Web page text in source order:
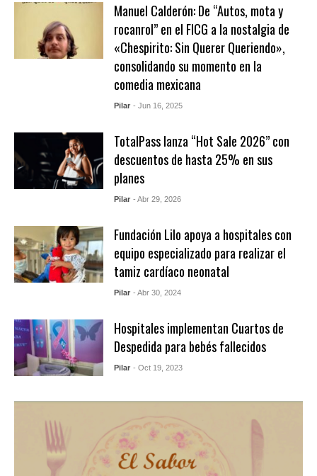
Manuel Calderón: De “Autos, mota y
rocanrol” en el FICG a la nostalgia de
«Chespirito: Sin Querer Queriendo»,
consolidando su momento en la
comedia mexicana
Pilar - Jun 16, 2025
TotalPass lanza “Hot Sale 2026” con
descuentos de hasta 25% en sus
planes
Pilar - Abr 29, 2026
Fundación Lilo apoya a hospitales con
equipo especializado para realizar el
tamiz cardíaco neonatal
Pilar - Abr 30, 2024
Hospitales implementan Cuartos de
Despedida para bebés fallecidos
Pilar - Oct 19, 2023